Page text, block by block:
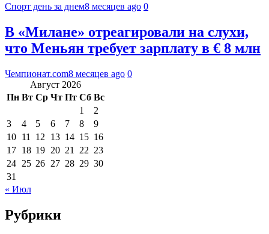
Спорт день за днем8 месяцев ago 0
В «Милане» отреагировали на слухи,
что Меньян требует зарплату в € 8 млн
Чемпионат.com8 месяцев ago 0
Август 2026
Пн Вт Ср Чт Пт Сб Вс
1
2
3
4 5 6 7 8
9
10 11 12 13 14 15 16
17 18 19 20 21 22 23
24 25 26 27 28 29 30
31
« Июл
Рубрики